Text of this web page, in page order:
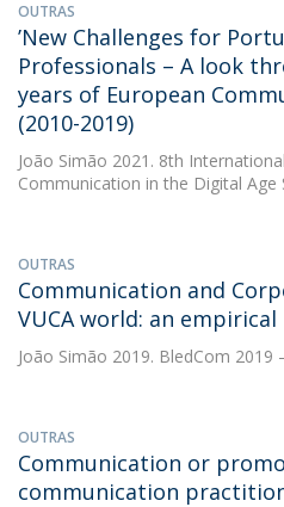
OUTRAS
’New Challenges for
Professionals – A look
years of European
(2010-2019)
João Simão 2021. 8th
Communication in the Digital Age
OUTRAS
Communication and
VUCA world: an empirical
João Simão 2019. BledCom 2019 –
OUTRAS
Communication or
communication